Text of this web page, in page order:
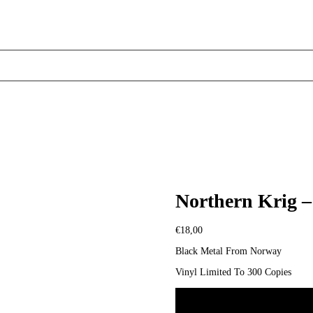
Northern Krig
€18,00
Black Metal From Norway
Vinyl Limited To 300 Copies